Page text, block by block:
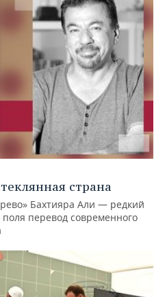
страна
Бахтияра Али — редкий
перевод современного